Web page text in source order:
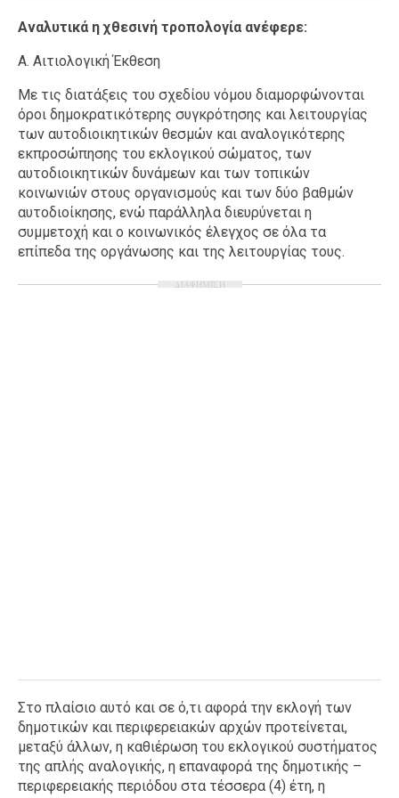
Αναλυτικά η χθεσινή τροπολογία ανέφερε:
Α. Αιτιολογική Έκθεση
Με τις διατάξεις του σχεδίου νόμου διαμορφώνονται
όροι δημοκρατικότερης συγκρότησης και λειτουργίας
των αυτοδιοικητικών θεσμών και αναλογικότερης
εκπροσώπησης του εκλογικού σώματος, των
αυτοδιοικητικών δυνάμεων και των τοπικών
κοινωνιών στους οργανισμούς και των δύο βαθμών
αυτοδιοίκησης, ενώ παράλληλα διευρύνεται η
συμμετοχή και ο κοινωνικός έλεγχος σε όλα τα
επίπεδα της οργάνωσης και της λειτουργίας τους.
ΔΙΑΦΗΜΙΣΗ
Στο πλαίσιο αυτό και σε ό,τι αφορά την εκλογή των
δημοτικών και περιφερειακών αρχών προτείνεται,
μεταξύ άλλων, η καθιέρωση του εκλογικού συστήματος
της απλής αναλογικής, η επαναφορά της δημοτικής –
περιφερειακής περιόδου στα τέσσερα (4) έτη, η